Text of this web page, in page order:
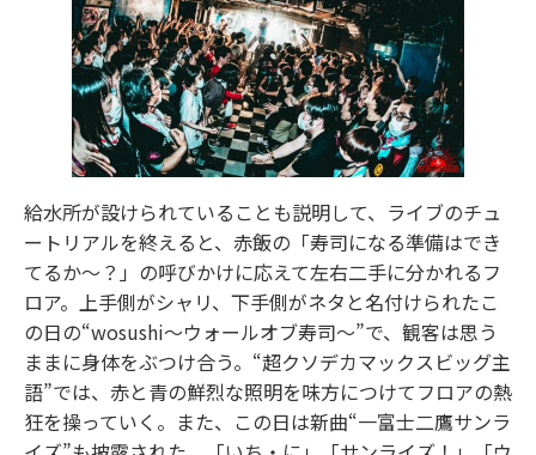
給水所が設けられていることも説明して、ライブのチュ
ートリアルを終えると、赤飯の「寿司になる準備はでき
てるか～？」の呼びかけに応えて左右二手に分かれるフ
ロア。上手側がシャリ、下手側がネタと名付けられたこ
の日の“wosushi～ウォールオブ寿司～”で、観客は思う
ままに身体をぶつけ合う。“超クソデカマックスビッグ主
語”では、赤と青の鮮烈な照明を味方につけてフロアの熱
狂を操っていく。また、この日は新曲“一富士二鷹サンラ